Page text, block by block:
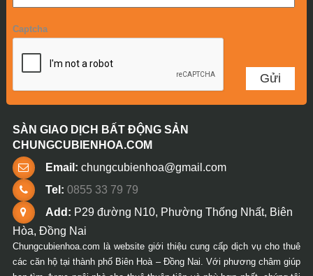
Captcha
SÀN GIAO DỊCH BẤT ĐỘNG SẢN
CHUNGCUBIENHOA.COM
Email: chungcubienhoa@gmail.com
Tel: 0855 33 79 79
Add: P29 đường N10, Phường Thống Nhất, Biên
Hòa, Đồng Nai
Chungcubienhoa.com là website giới thiệu cung cấp dịch vụ cho thuê
các căn hộ tại thành phố Biên Hoà – Đồng Nai. Với phương châm giúp